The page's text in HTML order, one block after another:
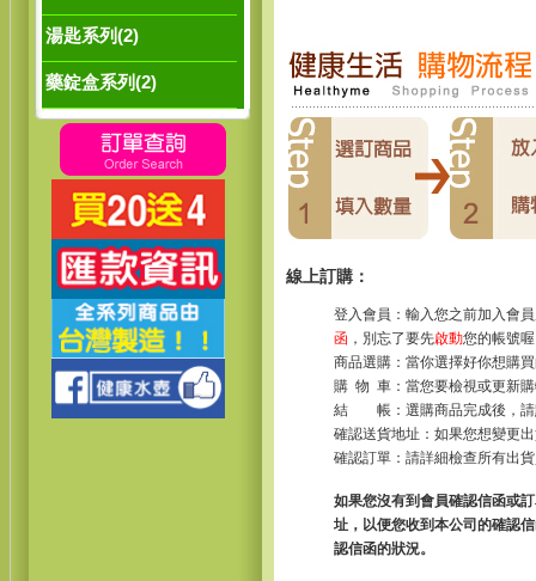
湯匙系列(2)
藥錠盒系列(2)
線上訂購：
登入會員：輸入您之前加入會
函 ，別忘了要先啟動您的帳號
商品選購：當你選擇好你想購
購 物 車：當您要檢視或更新
結 帳：選購商品完成後，
確認送貨地址：如果您想變更
確認訂單：請詳細檢查所有出
如果您沒有到會員確認信函或
址，以便您收到本公司的確認
認信函的狀況。